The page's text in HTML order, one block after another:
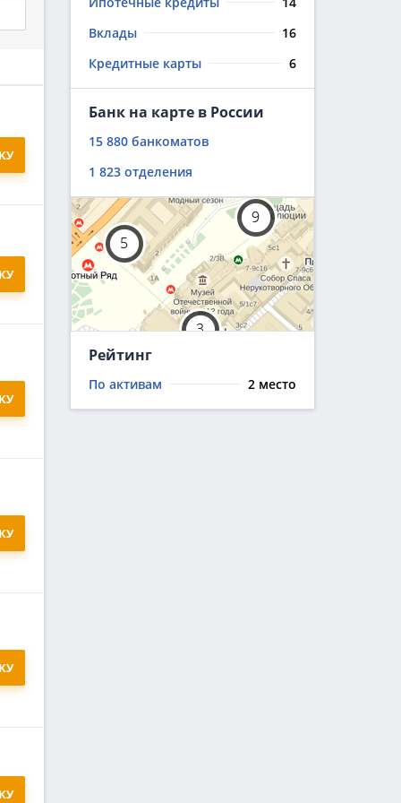
Вклады
16
Кредитные карты
6
Банк на карте в России
15 880 банкоматов
1 823 отделения
Рейтинг
По активам 2 место